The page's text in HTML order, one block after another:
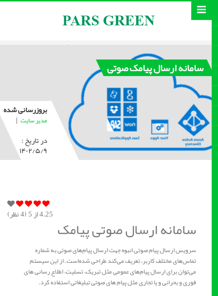
سامانه ارسال پیامک صوتی
بروزرسانی شده
مدیر سایت |
در تاریخ :
۱۴۰۲/۵/۹
4.25از 5 ( 4نظر)
سامانه ارسال صوتی پیامک
سرویس ارسال پیام صوتی انبوه جهت ارسال پیام‌های صوتی به شماره‌
تماس‌های مختلف کاربر، تعریف می‌کند طراحی شده‌است. از این سیستم
می‌توان برای ارسال پیام‌های عمومی مثل تبریک، تسلیت، اطلاع رسانی های
فوری و بحرانی و یا تجاری مثل پیام های صوتی تبلیغاتی استفاده کرد.